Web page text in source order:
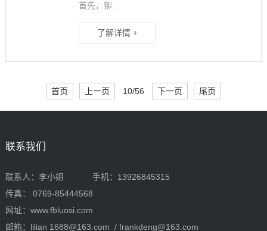
首先，铆...
了解详情 +
首页 上一页 10/56 下一页 尾页
联系我们
联系人：李小姐 手机：13926845315
传真： 0769-85444568
网址：www.fbluosi.com
邮箱：lilian 1688@163.com / frankdeng@163.com